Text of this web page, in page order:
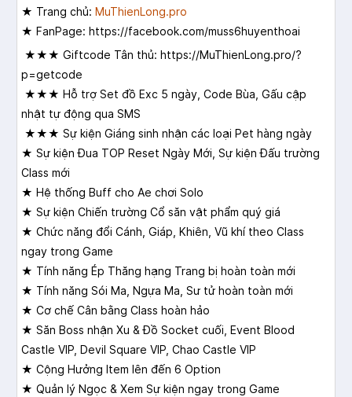
★ Trang chủ: MuThienLong.pro
★ FanPage: https://facebook.com/muss6huyenthoai
★★★ Giftcode Tân thủ: https://MuThienLong.pro/?
p=getcode
★★★ Hỗ trợ Set đồ Exc 5 ngày, Code Bùa, Gấu cập
nhật tự động qua SMS
★★★ Sự kiện Giáng sinh nhận các loại Pet hàng ngày
★ Sự kiện Đua TOP Reset Ngày Mới, Sự kiện Đấu trường
Class mới
★ Hệ thống Buff cho Ae chơi Solo
★ Sự kiện Chiến trường Cổ săn vật phẩm quý giá
★ Chức năng đổi Cánh, Giáp, Khiên, Vũ khí theo Class
ngay trong Game
★ Tính năng Ép Thăng hạng Trang bị hoàn toàn mới
★ Tính năng Sói Ma, Ngựa Ma, Sư tử hoàn toàn mới
★ Cơ chế Cân bằng Class hoàn hảo
★ Săn Boss nhận Xu & Đồ Socket cuối, Event Blood
Castle VIP, Devil Square VIP, Chao Castle VIP
★ Cộng Hưởng Item lên đến 6 Option
★ Quản lý Ngọc & Xem Sự kiện ngay trong Game